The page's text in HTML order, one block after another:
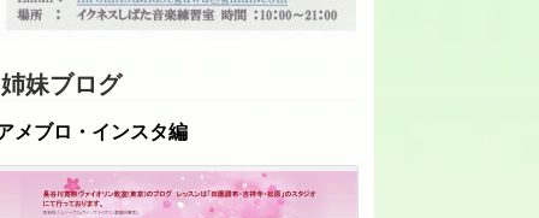
姉妹ブログ
メブロ・インスタ編